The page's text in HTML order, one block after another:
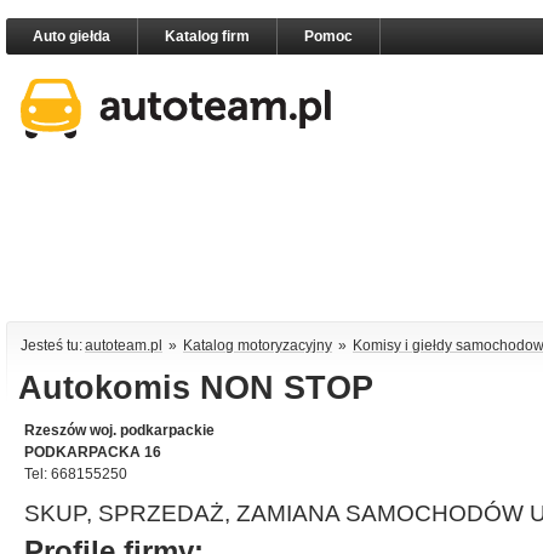
Auto giełda Katalog firm Pomoc
Jesteś tu:autoteam.pl » Katalog motoryzacyjny » Komisy i giełdy
Autokomis NON STOP
Rzeszów woj. podkarpackie
PODKARPACKA 16
Tel: 668155250
SKUP, SPRZEDAŻ, ZAMIANA SAMOCHODÓW